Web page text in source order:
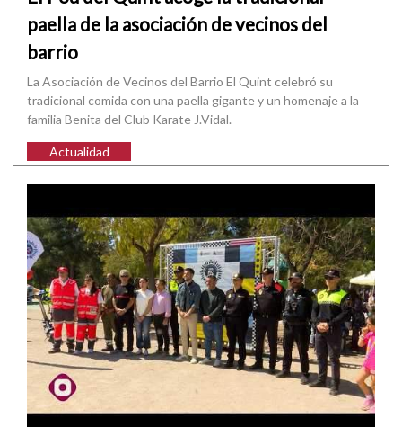
paella de la asociación de vecinos del
barrio
La Asociación de Vecinos del Barrio El Quint celebró su
tradicional comida con una paella gigante y un homenaje a la
familia Benita del Club Karate J.Vidal.
Actualidad